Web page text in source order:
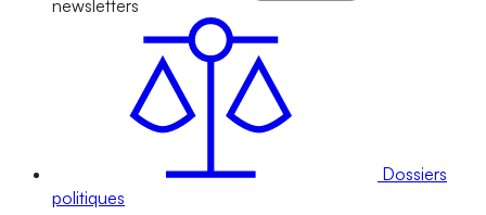
newsletters
Dossiers
politiques